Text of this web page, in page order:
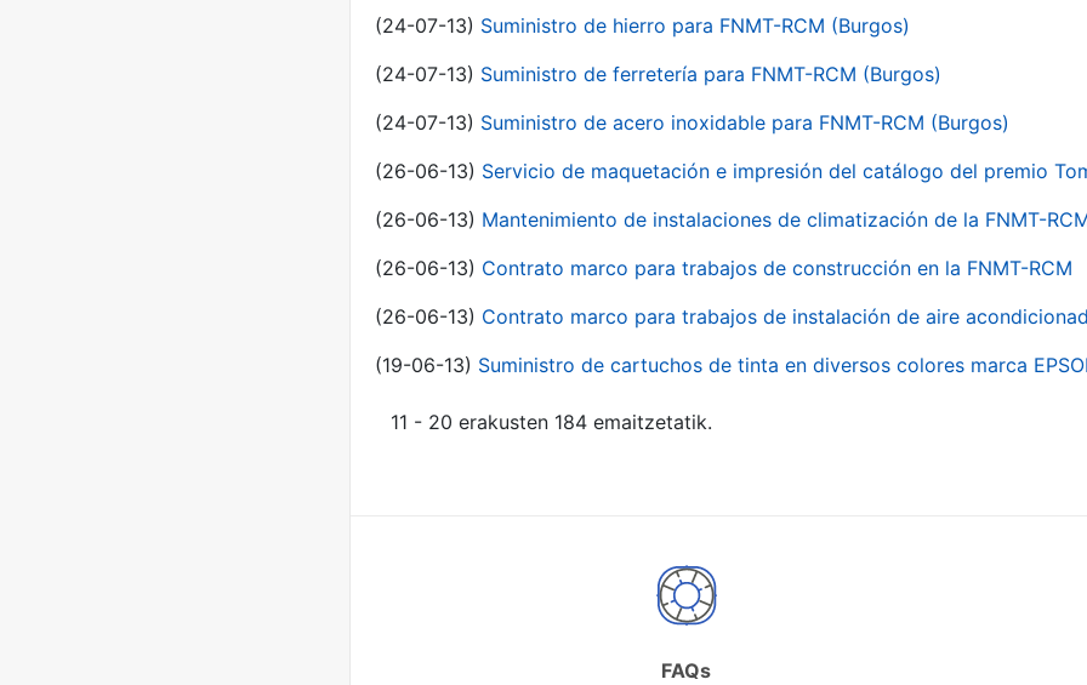
(24-07-13) Suministro de hierro para FNMT-RCM (Burgos)
(24-07-13) Suministro de ferretería para FNMT-RCM (Burgos)
(24-07-13) Suministro de acero inoxidable para FNMT-RCM (Burgos)
(26-06-13) Servicio de maquetación e impresión del catálogo del premio
(26-06-13) Mantenimiento de instalaciones de climatización de la FNMT-
(26-06-13) Contrato marco para trabajos de construcción en la FNMT-RCM
(26-06-13) Contrato marco para trabajos de instalación de aire
(19-06-13) Suministro de cartuchos de tinta en diversos colores marca
11 - 20 erakusten 184 emaitzetatik.
FAQs